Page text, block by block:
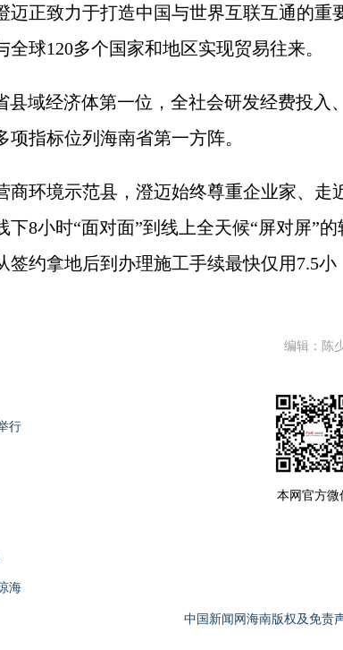
正致力于打造中国与世界互联互通的重
球120多个国家和地区实现贸易往来。
域经济体第一位，全社会研发经费投入、
指标位列海南省第一方阵。
环境示范县，澄迈始终尊重企业家、走
8小时“面对面”到线上全天候“屏对屏”的
约拿地后到办理施工手续最快仅用7.5小
编辑：陈
行
海
本网官方微
中国新闻网海南版权及免责